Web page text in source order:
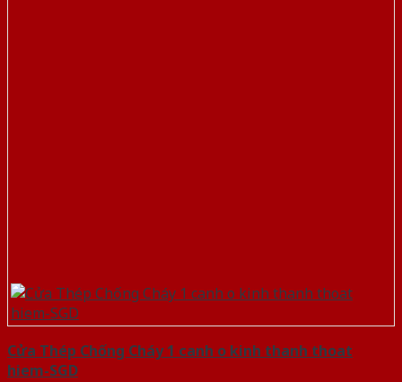
Cửa Thép Chống Cháy 1 canh o kinh thanh thoat
hiem-SGD